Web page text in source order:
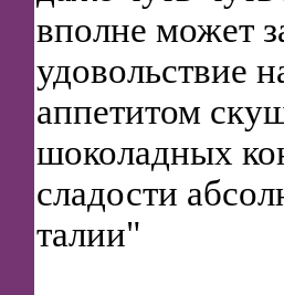
вполне может
удовольствие
аппетитом
шоколадных
сладости
талии"